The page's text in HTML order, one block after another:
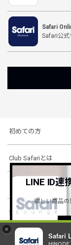
×
Safari
Safari
Safari公式
初めての方
Club Safariとは
ショッピングガイド
会社概要・規約
LINE ID連
欲しい商品の